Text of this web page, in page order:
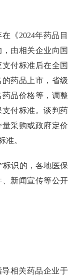
《2024年药品目
由相关企业向国
付标准后在全国
药品上市，省级
品价格等，调整
付标准。谈判药
采购或政府定价
准。
标识的，各地医保
新闻宣传等公开
相关药品企业于